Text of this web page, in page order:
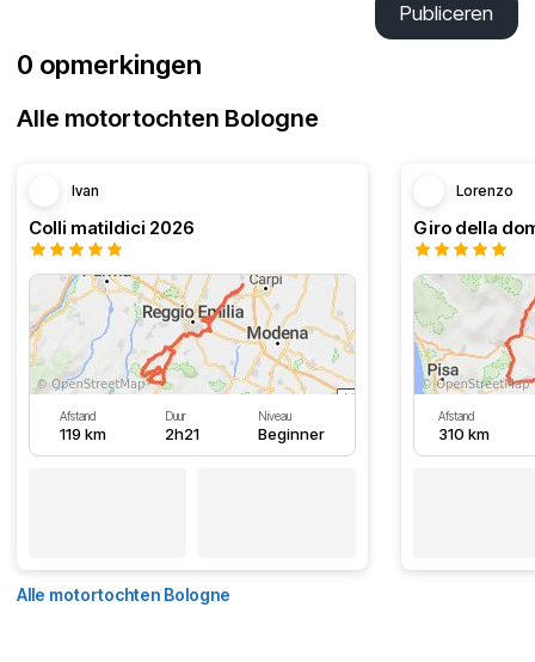
Publiceren
0 opmerkingen
Alle motortochten Bologne
Ivan
Colli matildici 2026
Afstand
119 km
Duur
2h21
Niveau
Beginner
Lorenzo
Afstand
310 km
Alle motortochten Bologne